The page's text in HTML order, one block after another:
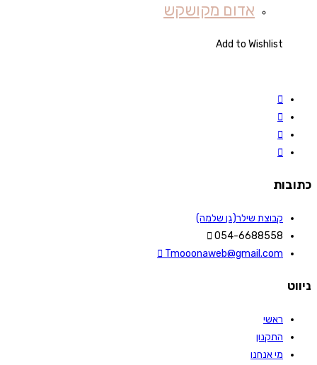
אדום מקושקש
Add to Wishlist
כתובות
קבוצת שילר(גן שלמה)
054-6688558
Tmooonaweb@gmail.com
ניווט
ראשי
התקנון
מי אנחנו